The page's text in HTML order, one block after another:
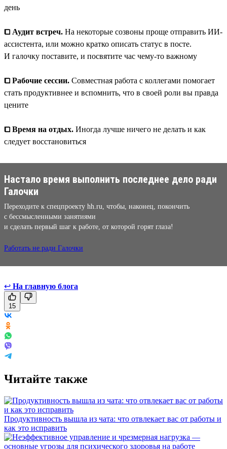
день
⧠ Аудит встреч. На некоторые созвоны проще отправить ИИ-
ассистента, или можно кратко описать статус в посте.
И галочку поставите, и посвятите час чему-то важному
⧠ Рабочие сессии. Совместная работа с коллегами помогает
стать продуктивнее и вспомнить, что в своей роли вы правда
цените
⧠ Время на отдых. Иногда лучше ничего не делать и как
следует восстановиться
Настало время выполнить последнее дело ради
Галочки
Переходите к спецпроекту hh.ru, чтобы, наконец, покончить
с бессмысленными занятиями
и сделать первый шаг к работе, от которой горят глаза!
Работать не ради Галочки
↩ На главную блога
15
Читайте также
Продуктивность вышла из чата: что отвлекает вас от работы и
как это исправить